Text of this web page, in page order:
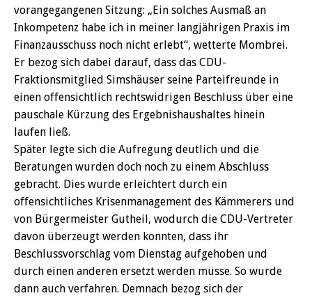
vorangegangenen Sitzung: „Ein solches Ausmaß an
Inkompetenz habe ich in meiner langjährigen Praxis im
Finanzausschuss noch nicht erlebt“, wetterte Mombrei.
Er bezog sich dabei darauf, dass das CDU-
Fraktionsmitglied Simshäuser seine Parteifreunde in
einen offensichtlich rechtswidrigen Beschluss über eine
pauschale Kürzung des Ergebnishaushaltes hinein
laufen ließ.
Später legte sich die Aufregung deutlich und die
Beratungen wurden doch noch zu einem Abschluss
gebracht. Dies wurde erleichtert durch ein
offensichtliches Krisenmanagement des Kämmerers und
von Bürgermeister Gutheil, wodurch die CDU-Vertreter
davon überzeugt werden konnten, dass ihr
Beschlussvorschlag vom Dienstag aufgehoben und
durch einen anderen ersetzt werden müsse. So wurde
dann auch verfahren. Demnach bezog sich der